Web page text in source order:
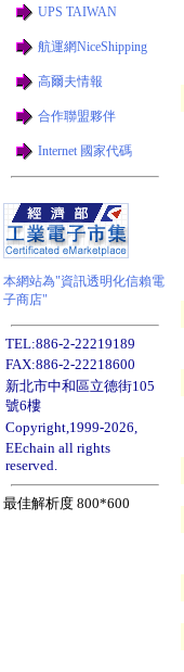
UPS TAIWAN
航運網NiceShipping
高爾夫情報
合作聯盟夥伴
Internet 國家代碼
本網站為"資訊透明化信賴電
子商店"
TEL:886-2-22219189
FAX:886-2-22218600
新北市中和區立德街105
號6樓
Copyright,1999-2026,
EEchain all rights
reserved.
最佳解析度 800*600